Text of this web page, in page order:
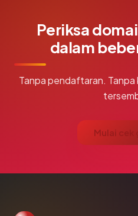
Periksa
dalam
Tanpa pendaftaran.
Mulai cek